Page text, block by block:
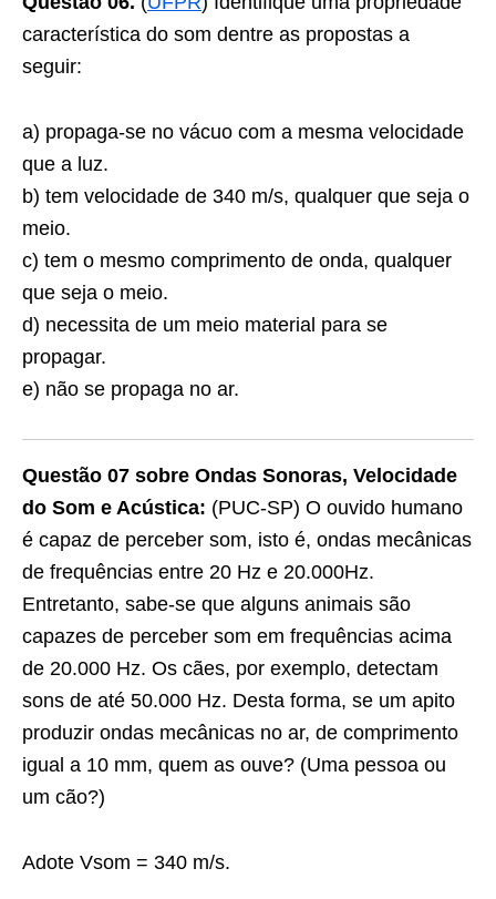
característica do som dentre as propostas a
seguir:
a) propaga-se no vácuo com a mesma velocidade
que a luz.
b) tem velocidade de 340 m/s, qualquer que seja o
meio.
c) tem o mesmo comprimento de onda, qualquer
que seja o meio.
d) necessita de um meio material para se
propagar.
e) não se propaga no ar.
Questão 07 sobre Ondas Sonoras, Velocidade
do Som e Acústica: (PUC-SP) O ouvido humano
é capaz de perceber som, isto é, ondas mecânicas
de frequências entre 20 Hz e 20.000Hz.
Entretanto, sabe-se que alguns animais são
capazes de perceber som em frequências acima
de 20.000 Hz. Os cães, por exemplo, detectam
sons de até 50.000 Hz. Desta forma, se um apito
produzir ondas mecânicas no ar, de comprimento
igual a 10 mm, quem as ouve? (Uma pessoa ou
um cão?)
Adote Vsom = 340 m/s.